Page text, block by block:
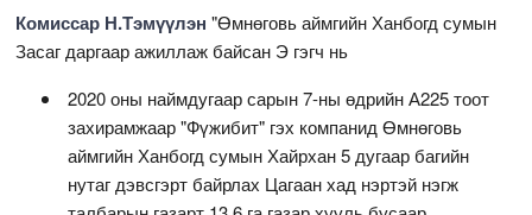
Комиссар Н.Тэмүүлэн "Өмнөговь аймгийн Ханбогд сумын
Засаг даргаар ажиллаж байсан Э гэгч нь
2020 оны наймдугаар сарын 7-ны өдрийн А225 тоот
захирамжаар "Фүжибит" гэх компанид Өмнөговь
аймгийн Ханбогд сумын Хайрхан 5 дугаар багийн
нутаг дэвсгэрт байрлах Цагаан хад нэртэй нэгж